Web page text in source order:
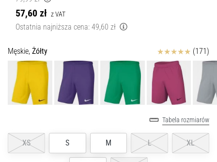
dotknie
każdego
biegacza
raz
w
bez
względu
na
jest
amatorem,
czy
57,60 zł z VAT
Ostatnia najniższa cena: 49,60 zł
Męskie, Żółty Ocena (171)
Tabela rozmiarów
XS S M L XL